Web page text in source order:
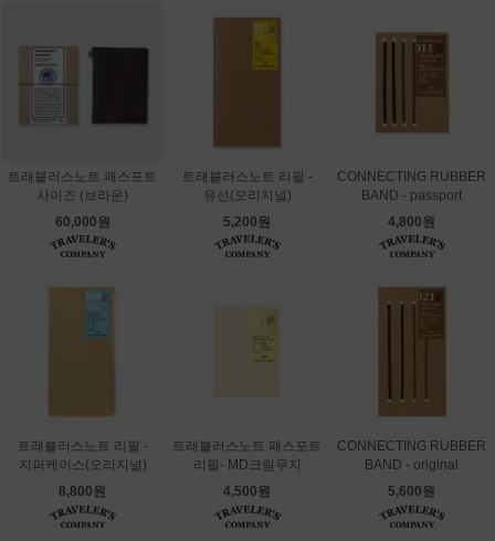
트래블러스노트 패스포트
사이즈 (브라운)
60,000원
트래블러스노트 리필 -
유선(오리지널)
5,200원
CONNECTING RUBBER
BAND - passport
4,800원
트래블러스노트 리필 -
지퍼케이스(오리지널)
8,800원
트래블러스노트 패스포트
리필- MD크림무지
4,500원
CONNECTING RUBBER
BAND - original
5,600원